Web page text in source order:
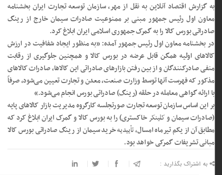
به گزارش اقتصاد آنلاین به نقل از مهر، سازمان توسعه تجارت ایران بخشنامه
معاون اول رئیس جمهور مبنی بر ممنوعیت صادرات سیمان خارج از رینگ
صادراتی بورس کالا را به گمرک جمهوری اسلامی ایران ابلاغ کرد.
در بخشنامه معاون اول رئیس جمهور آمده: «به منظور ایجاد شفافیت در ارزش
کالاهای اولیه همگن قابل عرضه در بورس کالا و همچنین جلوگیری از رقابت
منفی صادرکنندگان و از بین رفتن بازارهای صادراتی این کالاها، صادرات کالاهای
مذکور که فهرست آنها توسط وزارت صنعت، معدن و تجارت تعیین می‌شود، صرفاً
با ارائه گواهی معامله در حلقه (رینگ) صادراتی بورس انجام می‌شود.»
بر این اساس سازمان توسعه تجارت صورتجلسه کارگروه مدیریت بازار کالاهای پایه
(صادرات سیمان وکلینکرخاکستری) را به بورس کالا و گمرک ایران ابلاغ کرد که
مطابق آن از یکم تیرماه امسال،تأییدیهخرید سیمان از رینگ صادراتی بورس کالا
مبانی تشریفات گمرکی خواهد بود.
به اشتراک بگذارید :